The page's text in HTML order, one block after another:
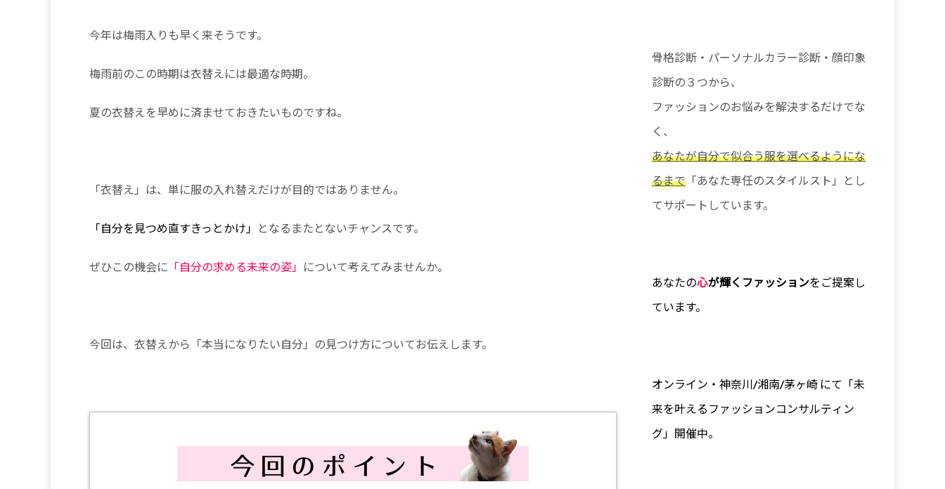
今年は梅雨入りも早く来そうです。
梅雨前のこの時期は衣替えには最適な時期。
夏の衣替えを早めに済ませておきたいものですね。
「衣替え」は、単に服の入れ替えだけが目的ではありません。
「自分を見つめ直すきっとかけ」 となるまたとないチャンスです。
ぜひこの機会に 「自分の求める未来の姿」 について考えてみませんか。
今回は、衣替えから「本当になりたい自分」の見つけ方についてお伝えします。
骨格診断・パーソナルカラー診断・顔印象
診断の３つから、
ファッションのお悩みを解決するだけでな
く、
あなたが自分で似合う服を選べるようにな
るまで 「あなた専任のスタイルスト」とし
てサポートしています。
あなたの心が輝くファッションをご提案し
ています。
オンライン・神奈川/湘南/茅ヶ崎 にて「未
来を叶えるファッションコンサルティン
グ」開催中。